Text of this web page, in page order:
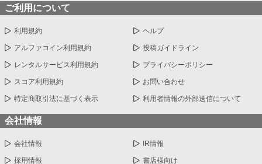
ご利用について
利用規約 ヘルプ
アルファコイン利用規約 投稿ガイドライン
レンタルサービス利用規約 プライバシーポリシー
スコア利用規約 お問い合わせ
特定商取引法に基づく表示 利用者情報の外部送信について
会社情報
会社情報 IR情報
採用情報 書店様向け